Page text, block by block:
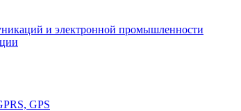
и электронной промышленности
GPS